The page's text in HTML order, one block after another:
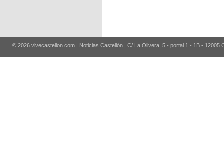
© 2026 vivecastellon.com | Noticias Castellón | C/ La Olivera, 5 - portal 1 - 1B - 12005